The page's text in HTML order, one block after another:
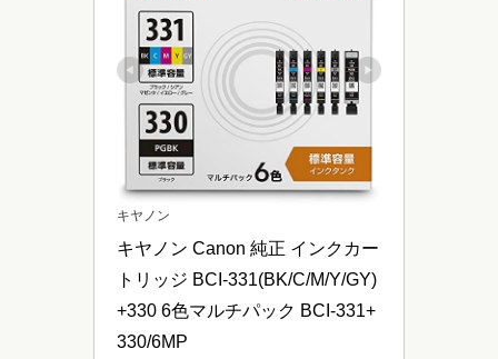
キヤノン
キヤノン Canon 純正 インクカー
トリッジ BCI-331(BK/C/M/Y/GY)
+330 6色マルチパック BCI-331+
330/6MP